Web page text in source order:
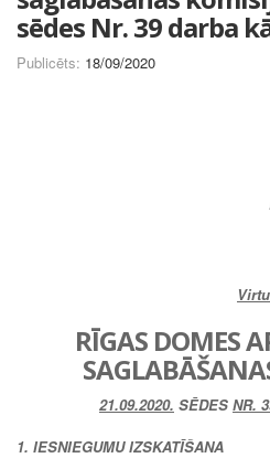
sēdes Nr. 39 darba
Publicēts: 18/09/2020
RĪGAS DOMES
21.09.2020. SĒDES NR.
1. IESNIEGUMU IZSKATĪŠANA